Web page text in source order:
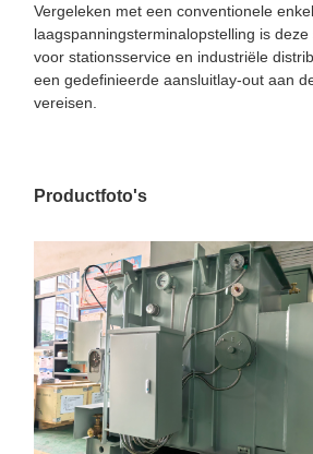
Vergeleken met een conventionele
laagspanningsterminalopstelling is
voor stationsservice en industriële
een gedefinieerde aansluitlay-out aan
vereisen.
Productfoto's